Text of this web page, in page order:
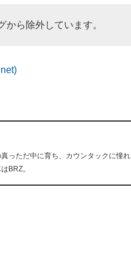
ら除外しています。
っただ中に育ち、カウンタックに憧れ
BRZ。